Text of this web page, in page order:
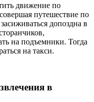
движение по
путешествие по
допоздна в
на подъемники. Тогда
на такси.
в